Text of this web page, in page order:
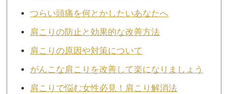
つらい頭痛を何とかしたいあなたへ
肩こりの防止と効果的な改善方法
肩こりの原因や対策について
がんこな肩こりを改善して楽になりましょう
肩こりで悩む女性必見！肩こり解消法